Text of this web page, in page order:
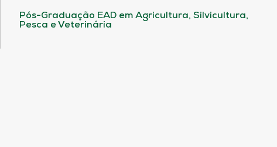
Pós-Graduação EAD em Agricultura, Silvicultura,
Pesca e Veterinária